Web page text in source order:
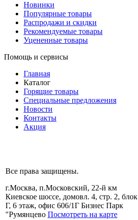
Новинки
Популярные товары
Распродажи и скидки
Рекомендуемые товары
Уцененные товары
Помощь и сервисы
Главная
Каталог
Горящие товары
Специальные предложения
Новости
Контакты
Акция
Все права защищены.
г.Москва, п.Московский, 22-й км
Киевское шоссе, домовл. 4, стр. 2, блок
Г, 6 этаж, офис 606/1Г Бизнес Парк
"Румянцево Посмотреть на карте